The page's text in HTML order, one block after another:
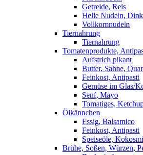
Getreide, Reis
Helle Nudeln,
Vollkornnudeln
Tiernahrung
Tiernahrung
Tomatenprodukte,
Aufstrich pikant
Butter, Sahne,
Feinkost, Antipasti
Gemüse im Glas/
Senf, Mayo
Tomatiges,
Ölkännchen
Essig, Balsamico
Feinkost, Antipasti
Speiseöle,
Brühe, Soßen, Würzen,